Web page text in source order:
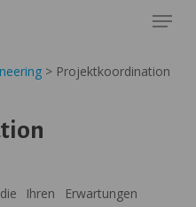
> Projektkoordination
Ihren Erwartungen
Menu